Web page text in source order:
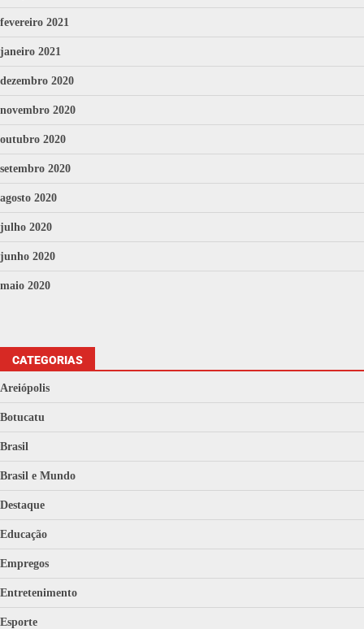
fevereiro 2021
janeiro 2021
dezembro 2020
novembro 2020
outubro 2020
setembro 2020
agosto 2020
julho 2020
junho 2020
maio 2020
CATEGORIAS
Areiópolis
Botucatu
Brasil
Brasil e Mundo
Destaque
Educação
Empregos
Entretenimento
Esporte